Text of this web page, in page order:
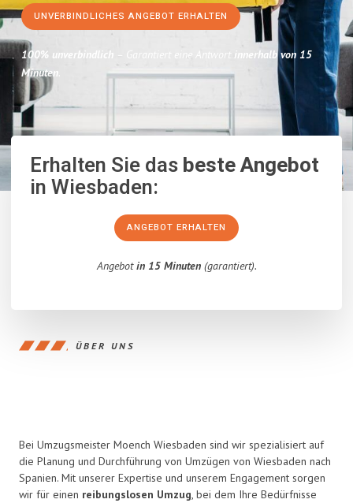
UNVERBINDLICHES ANGEBOT ERHALTEN
100% unverbindlich – Garantiert eine Antwort innerhalb von 15
Minuten.
Erhalten Sie dasbeste Angebot
in Wiesbaden:
ANGEBOT ERHALTEN
Angebotin 15 Minuten(garantiert).
ÜBER UNS
Bei Umzugsmeister Moench Wiesbaden sind wir spezialisiert auf
die Planung und Durchführung von Umzügen von Wiesbaden nach
Spanien. Mit unserer Expertise und unserem Engagement sorgen
wir für einen reibungslosen Umzug, bei dem Ihre Bedürfnisse